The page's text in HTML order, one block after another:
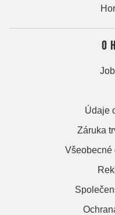
O
Údaje
Záruka
Všeobecné